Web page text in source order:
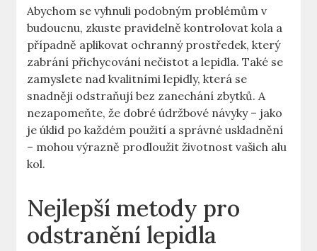
Abychom se vyhnuli podobným problémům ⁢v
budoucnu, zkuste pravidelně ​kontrolovat kola a ​
případně aplikovat ochranný⁤ prostředek, který
zabrání přichycování nečistot a lepidla. Také se
zamyslete nad ‌kvalitními lepidly, která‍ se‌
snadněji odstraňují bez zanechání zbytků. A
nezapomeňte, že dobré údržbové návyky – jako
je úklid po každém použití a správné uskladnění
– ⁤mohou výrazně prodloužit životnost vašich ‌alu
kol.
Nejlepší metody pro
odstranění ⁣lepidla